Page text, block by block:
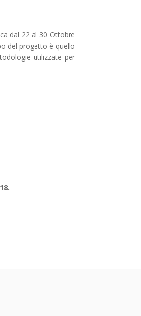
dal 22 al 30 Ottobre
del progetto è quello
utilizzate per